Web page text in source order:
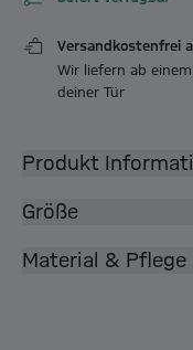
Versandkostenfrei
Wir liefern ab
deiner Tür
Produkt
Größe
Material & Pflege